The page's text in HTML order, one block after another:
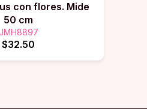
con flores. Mide
50 cm
$32.50